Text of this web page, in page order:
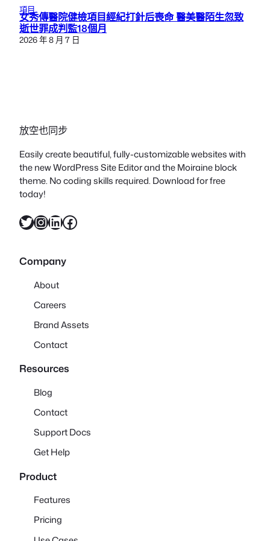
項目
女秀傳醫院健檢項目經紀打針后喪命 醫美醫陌生忽致
逝世罪成判監18個月
2026 年 8 月 7 日
放空也同步
Easily create beautiful, fully-customizable websites with
the new WordPress Site Editor and the Moiraine block
theme. No coding skills required. Download for free
today!
X InstagramLinkedIn Facebook
Company
About
Careers
Brand Assets
Contact
Resources
Blog
Contact
Support Docs
Get Help
Product
Features
Pricing